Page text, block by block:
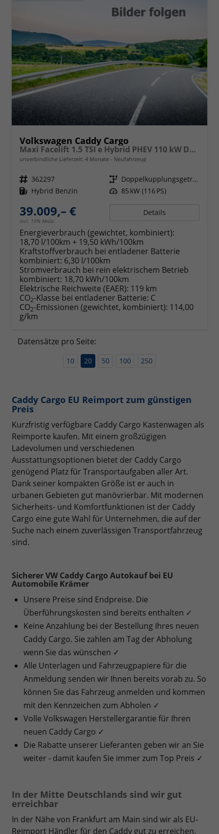
Volkswagen Caddy Cargo
Maxi Facelift 1.5 TSI e Hybrid PHEV 110 kW DSG 6, Klimaautomatik, Radio mit Navigationsvorbereitung, App Connect Wireless, AHK Vorbereitung, Assistenzsysteme, PDC v+h, GRA, Light Assist, Außenspiegel elektr. kllappar ,Klimaautomatik, Navigationsvorbereitun
unverbindliche Lieferzeit: 4 Monate Neufahrzeug
Fahrzeugnr. 362297 Getriebe
Doppelkupplungsgetriebe (DSG)
Kraftstoff Hybrid Benzin Leistung 85 kW (116 PS)
39.009,– €
incl. 19% MwSt.
Details
Energieverbrauch (gewichtet, kombiniert):
18,70 l/100km + 19,50 kWh/100km
Kraftstoffverbrauch bei entladener Batterie
kombiniert: 6,30 l/100km
Stromverbrauch bei rein elektrischem Betrieb
kombiniert: 18,70 kWh/100km
Elektrische Reichweite (EAER): 119 km
CO2-Klasse bei entladener Batterie: C
CO2-Emissionen (gewichtet, kombiniert): 114,00
g/km
Datensätze pro Seite:
10 20 50 100 250
Caddy Cargo EU Reimport zum günstigen
Preis
Kurzfristig verfügbare Caddy Cargo Kastenwagen als
Reimporte kaufen. Mit einem großzügigen
Ladevolumen und verschiedenen
Ausstattungsoptionen bietet der Caddy Cargo
genügend Platz für Transportaufgaben aller Art.
Dank seiner kompakten Größe ist er auch in
urbanen Gebieten gut manövrierbar. Mit modernen
Sicherheits- und Komfortfunktionen ist der Caddy
Cargo eine gute Wahl für Unternehmen, die auf der
Suche nach einem zuverlässigen Transportfahrzeug
sind.
Sicherer VW Caddy Cargo Autokauf bei EU
Automobile Krämer
Unsere Preise sind Endpreise. Die
Überführungskosten sind bereits enthalten ✓
Keine Anzahlung bei der Bestellung Ihres neuen
Caddy Cargo. Sie zahlen am Tag der Abholung
wenn Sie das wünschen ✓
Alle Unterlagen und Fahrzeugpapiere für die
Anmeldung senden wir Ihnen bereits vorab zu. So
können Sie das Fahrzeug anmelden und kommen
mit den Kennzeichen zum Abholen ✓
Volle Volkswagen Herstellergarantie für Ihren
neuen Caddy Cargo ✓
Die Rabatte unserer Lieferanten geben wir an Sie
weiter - damit kaufen Sie immer zum Top Preis ✓
In der Mitte Deutschlands sind wir gut
erreichbar
In der Nähe von Frankfurt am Main sind wir als EU-
Reimport Händler für den Caddy gut zu erreichen.